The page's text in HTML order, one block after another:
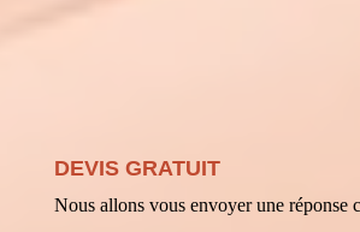
DEVIS GRATUIT
Nous allons vous envoyer une réponse